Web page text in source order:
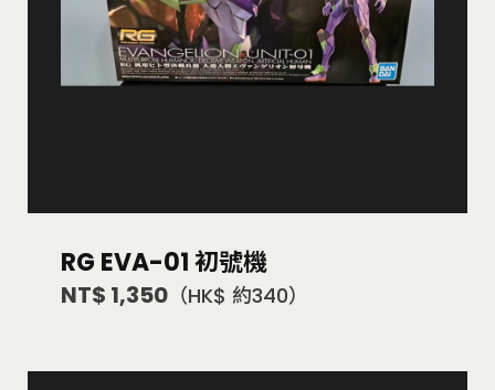
RG EVA-01 初號機
NT$ 1,350 （HK$ 約340）